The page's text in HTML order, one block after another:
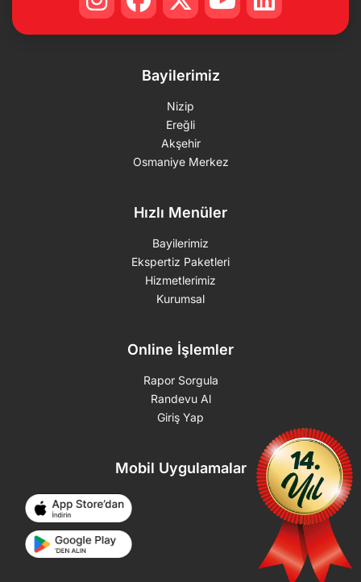
Bayilerimiz
Nizip
Ereğli
Akşehir
Osmaniye Merkez
Hızlı Menüler
Bayilerimiz
Ekspertiz Paketleri
Hizmetlerimiz
Kurumsal
Online İşlemler
Rapor Sorgula
Randevu Al
Giriş Yap
Mobil Uygulamalar